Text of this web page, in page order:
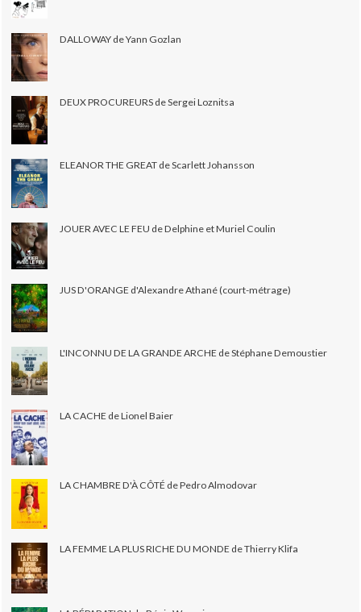
DALLOWAY de Yann Gozlan
DEUX PROCUREURS de Sergei Loznitsa
ELEANOR THE GREAT de Scarlett Johansson
JOUER AVEC LE FEU de Delphine et Muriel Coulin
JUS D'ORANGE d'Alexandre Athané (court-métrage)
L'INCONNU DE LA GRANDE ARCHE de Stéphane Demoustier
LA CACHE de Lionel Baier
LA CHAMBRE D'À CÔTÉ de Pedro Almodovar
LA FEMME LA PLUS RICHE DU MONDE de Thierry Klifa